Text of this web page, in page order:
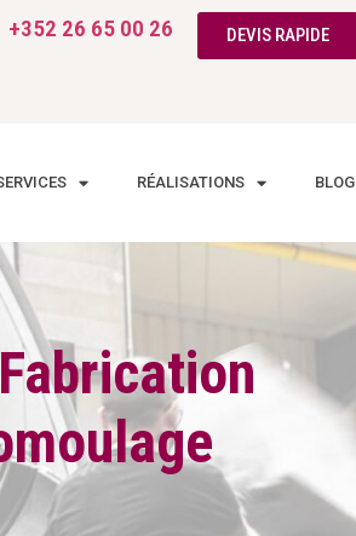
+352 26 65 00 26 DEVIS RAPIDE
RÉALISATIONS BLOG